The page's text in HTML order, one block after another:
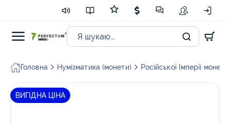
Головна Нумізматика (монети) Російської Імперії монети
ВИГІДНА ЦІНА